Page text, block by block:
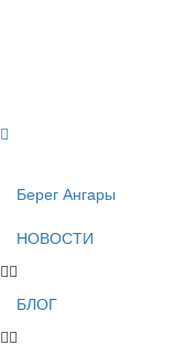
Берег Ангары
НОВОСТИ
БЛОГ